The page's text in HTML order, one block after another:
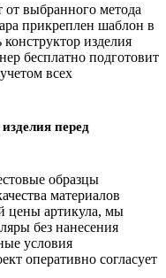
от выбранного метода
прикреплен шаблон в
изделия
бесплатно подготовит
всех
перед
образцы
материалов
цены артикула, мы
без нанесения
условия
оперативно согласует